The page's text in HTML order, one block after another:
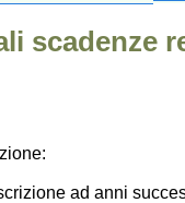
scadenze
ad anni